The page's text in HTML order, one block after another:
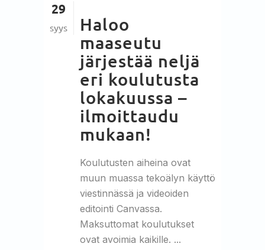
29
syys
Haloo
maaseutu
järjestää neljä
eri koulutusta
lokakuussa –
ilmoittaudu
mukaan!
Koulutusten aiheina ovat
muun muassa tekoälyn käyttö
viestinnässä ja videoiden
editointi Canvassa.
Maksuttomat koulutukset
ovat avoimia kaikille. ...